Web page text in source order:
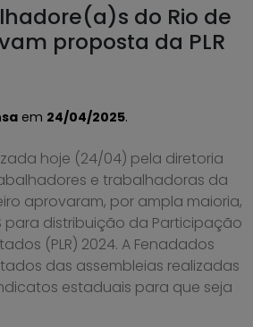
do Rio de
proposta da PLR
em 24/04/2025.
hoje (24/04) pela diretoria
e trabalhadoras da
aprovaram, por ampla maioria,
para distribuição da Participação
(PLR) 2024. A Fenadados
das assembleias realizadas
estaduais para que seja